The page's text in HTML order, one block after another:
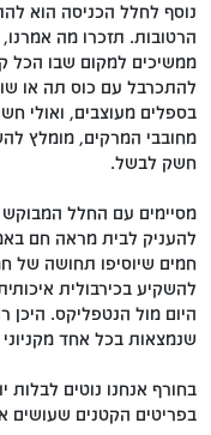
נוסף לחלל הכניסה הוא
הרטובות. תזכרו מה
ממשיכים למקום שבו הכל
להתכרבל עם כוס תה או
בספלים מעוצבים, ואולי
מחובבי המרקים, מומלץ
חשק לבשל.
מסיימים עם החלל
להעניק לבית מראה חם
חמים שיוסיפו תחושה של
להשקיע בכירבולית
היום מול הנטפליקס. היכן
שנמצאות בכל אחד
בחורף אנחנו נוטים לבלות
בפריטים הקטנים שעושים